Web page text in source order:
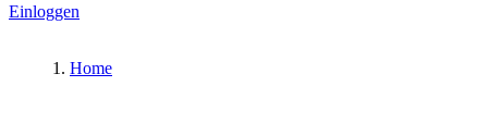
Einloggen
Home